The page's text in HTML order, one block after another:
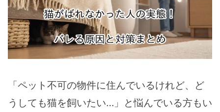
「ペット不可の物件に住んでいるけれど、ど
うしても猫を飼いたい…」と悩んでいる方もい